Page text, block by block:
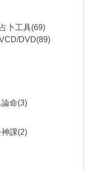
占卜工具(69)
DVD(89)
命(3)
神課(2)